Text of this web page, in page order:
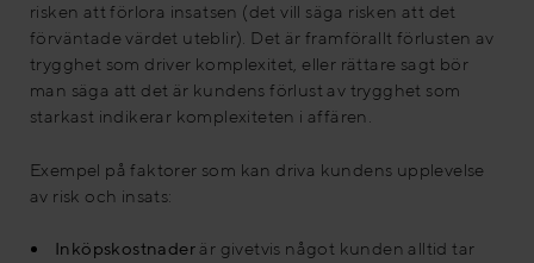
risken att förlora insatsen (det vill säga risken att det
förväntade värdet uteblir). Det är framförallt förlusten av
trygghet som driver komplexitet, eller rättare sagt bör
man säga att det är kundens förlust av trygghet som
starkast indikerar komplexiteten i affären.
Exempel på faktorer som kan driva kundens upplevelse
av risk och insats:
Inköpskostnaderär givetvis något kunden alltid tar